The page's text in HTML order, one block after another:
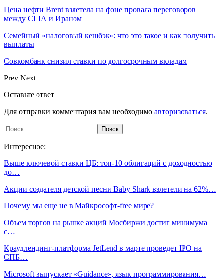
Цена нефти Brent взлетела на фоне провала переговоров
между США и Ираном
Семейный «налоговый кешбэк»: что это такое и как получить
выплаты
Совкомбанк снизил ставки по долгосрочным вкладам
Prev Next
Оставьте ответ
Для отправки комментария вам необходимо авторизоваться.
Интересное:
Выше ключевой ставки ЦБ: топ-10 облигаций с доходностью
до…
Акции создателя детской песни Baby Shark взлетели на 62%…
Почему мы еще не в Майкрософт-free мире?
Объем торгов на рынке акций Мосбиржи достиг минимума
с…
Краудлендинг-платформа JetLend в марте проведет IPO на
СПБ…
Microsoft выпускает «Guidance», язык программирования…